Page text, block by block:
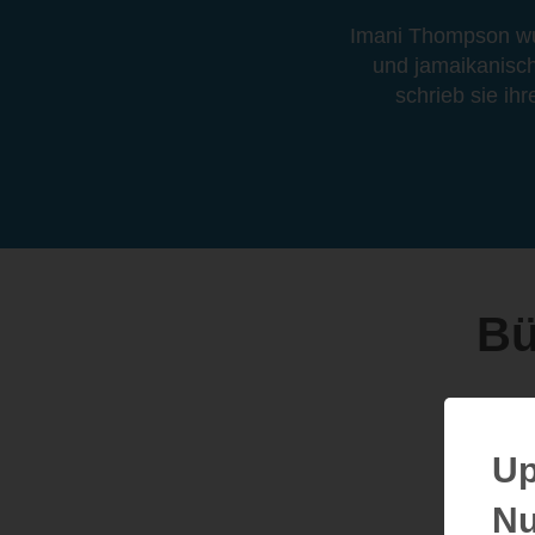
Imani Thompson
und
schrieb sie